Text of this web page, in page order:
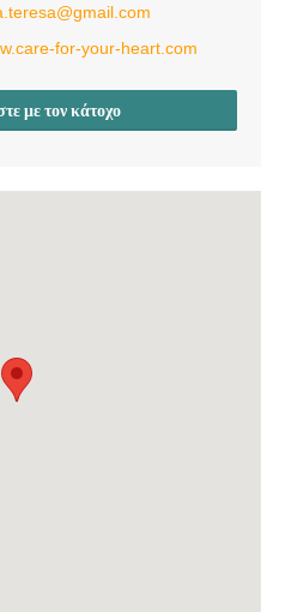
for-your-heart.com
με τον κάτοχο